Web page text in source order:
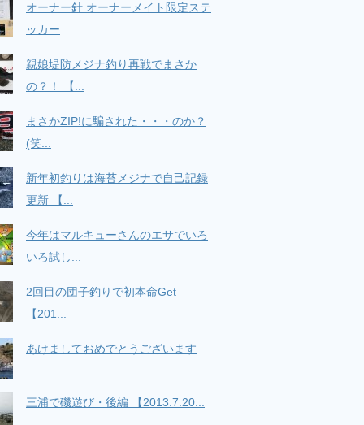
オーナー針 オーナーメイト限定ステ
ッカー
親娘堤防メジナ釣り再戦でまさか
の？！ 【...
まさかZIP!に騙された・・・のか？
(笑...
新年初釣りは海苔メジナで自己記録
更新 【...
今年はマルキューさんのエサでいろ
いろ試し...
2回目の団子釣りで初本命Get
【201...
あけましておめでとうございます
三浦で磯遊び・後編 【2013.7.20...